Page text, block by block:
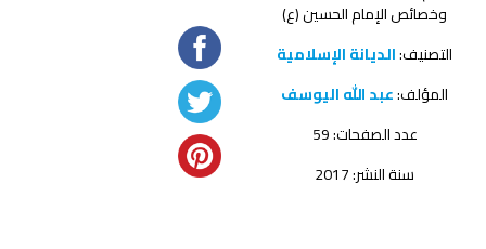
وخصائص الإمام الحسين (ع)
التصنيف:الديانة الإسلامية
المؤلف:عبد الله اليوسف
عدد الصفحات: 59
سنة النشر: 2017